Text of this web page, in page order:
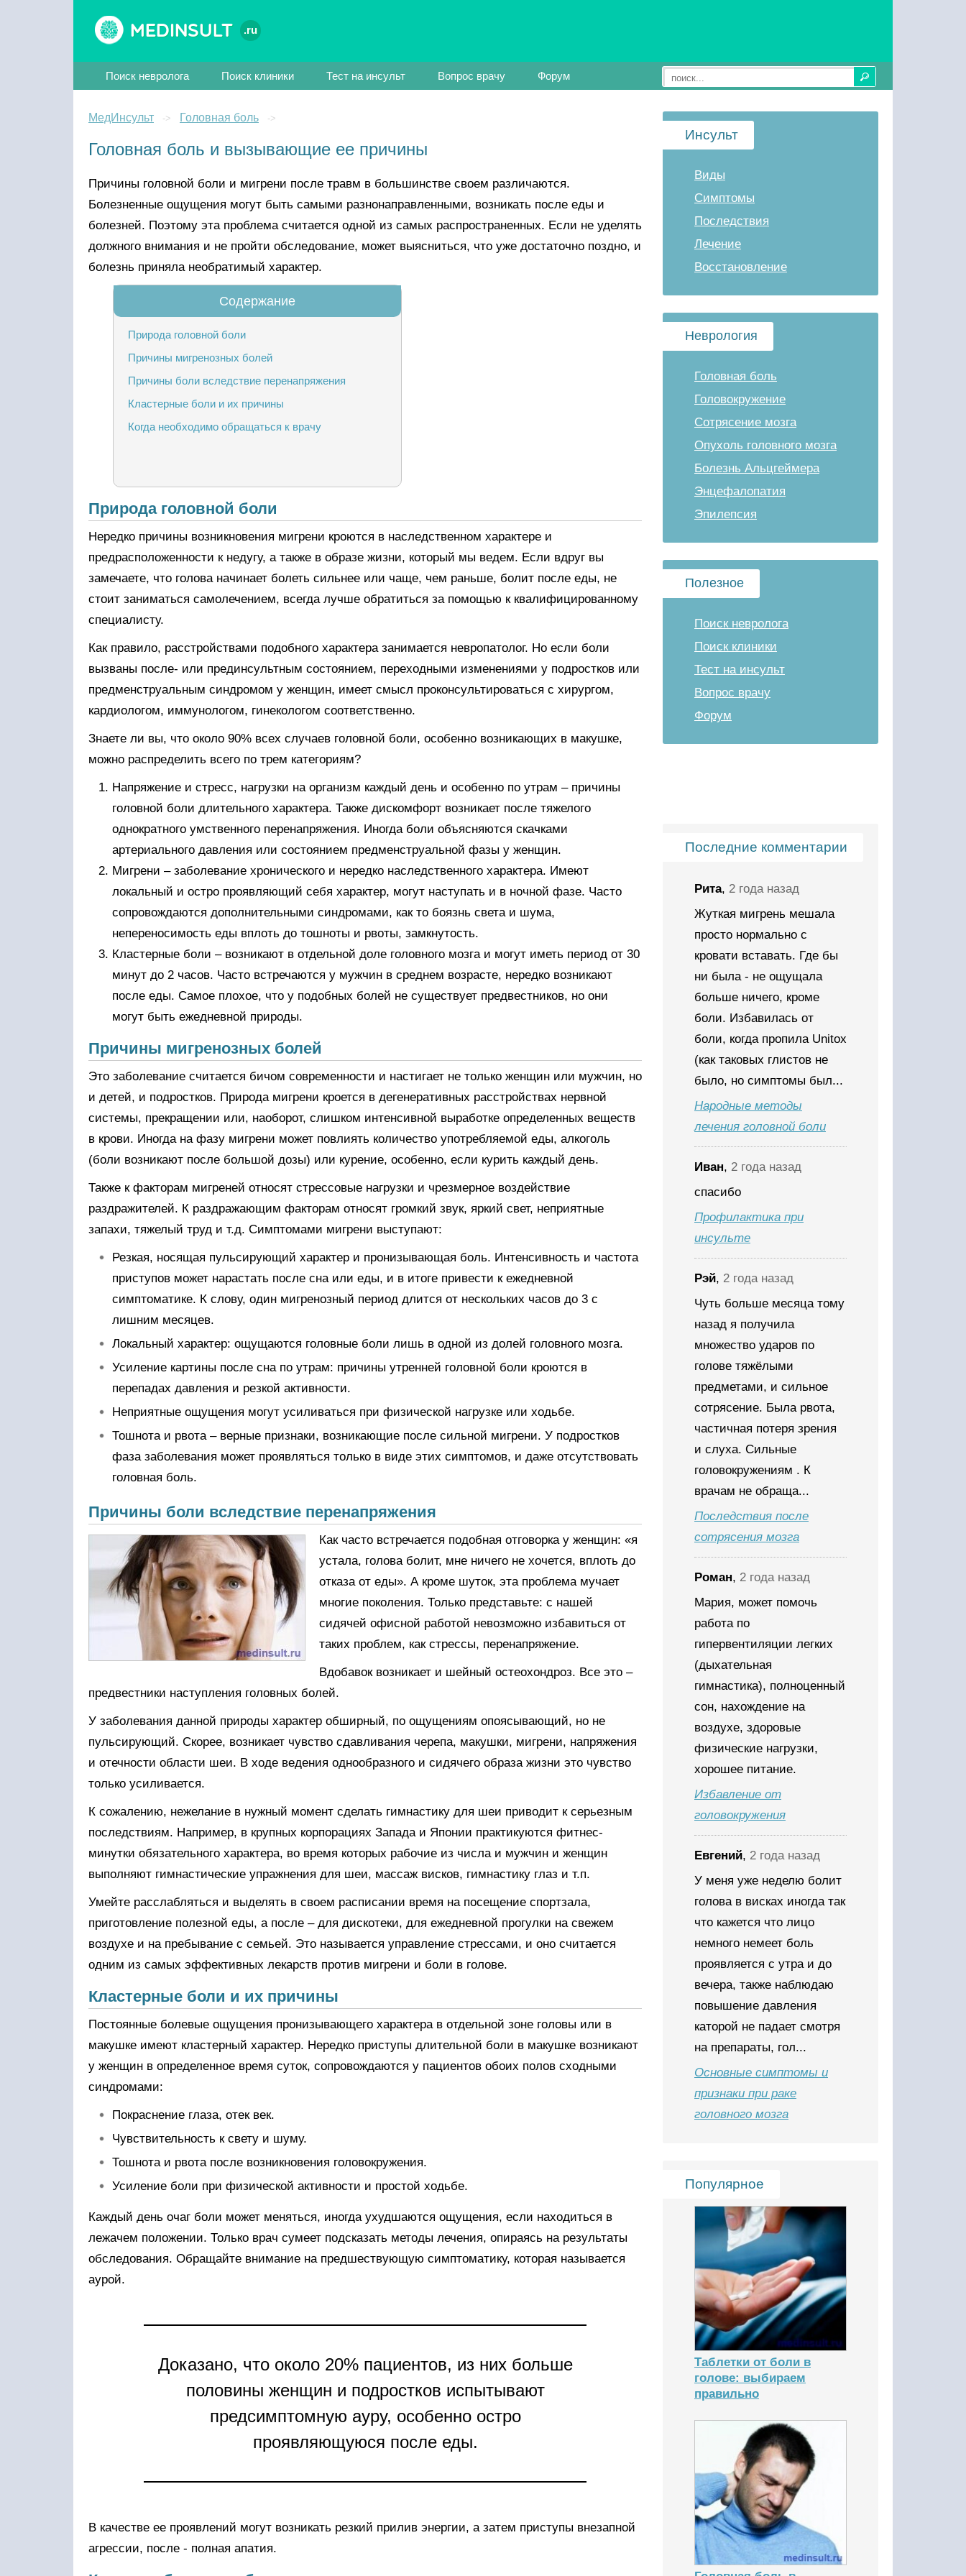
Medinsult .ru
Поиск невролога Поиск клиники Тест на инсульт Вопрос врачу Форум
МедИнсульт -> Головная боль ->
Головная боль и вызывающие ее причины
Причины головной боли и мигрени после травм в большинстве своем различаются.
Болезненные ощущения могут быть самыми разнонаправленными, возникать после еды и
болезней. Поэтому эта проблема считается одной из самых распространенных. Если не уделять
должного внимания и не пройти обследование, может выясниться, что уже достаточно поздно, и
болезнь приняла необратимый характер.
Природа головной боли
Причины мигренозных болей
Причины боли вследствие перенапряжения
Кластерные боли и их причины
Когда необходимо обращаться к врачу
Природа головной боли
Нередко причины возникновения мигрени кроются в наследственном характере и
предрасположенности к недугу, а также в образе жизни, который мы ведем. Если вдруг вы
замечаете, что голова начинает болеть сильнее или чаще, чем раньше, болит после еды, не
стоит заниматься самолечением, всегда лучше обратиться за помощью к квалифицированному
специалисту.
Как правило, расстройствами подобного характера занимается невропатолог. Но если боли
вызваны после- или прединсультным состоянием, переходными изменениями у подростков или
предменструальным синдромом у женщин, имеет смысл проконсультироваться с хирургом,
кардиологом, иммунологом, гинекологом соответственно.
Знаете ли вы, что около 90% всех случаев головной боли, особенно возникающих в макушке,
можно распределить всего по трем категориям?
Напряжение и стресс, нагрузки на организм каждый день и особенно по утрам – причины
головной боли длительного характера. Также дискомфорт возникает после тяжелого
однократного умственного перенапряжения. Иногда боли объясняются скачками
артериального давления или состоянием предменструальной фазы у женщин.
Мигрени – заболевание хронического и нередко наследственного характера. Имеют
локальный и остро проявляющий себя характер, могут наступать и в ночной фазе. Часто
сопровождаются дополнительными синдромами, как то боязнь света и шума,
непереносимость еды вплоть до тошноты и рвоты, замкнутость.
Кластерные боли – возникают в отдельной доле головного мозга и могут иметь период от 30
минут до 2 часов. Часто встречаются у мужчин в среднем возрасте, нередко возникают
после еды. Самое плохое, что у подобных болей не существует предвестников, но они
могут быть ежедневной природы.
Причины мигренозных болей
Это заболевание считается бичом современности и настигает не только женщин или мужчин, но
и детей, и подростков. Природа мигрени кроется в дегенеративных расстройствах нервной
системы, прекращении или, наоборот, слишком интенсивной выработке определенных веществ
в крови. Иногда на фазу мигрени может повлиять количество употребляемой еды, алкоголь
(боли возникают после большой дозы) или курение, особенно, если курить каждый день.
Также к факторам мигреней относят стрессовые нагрузки и чрезмерное воздействие
раздражителей. К раздражающим факторам относят громкий звук, яркий свет, неприятные
запахи, тяжелый труд и т.д. Симптомами мигрени выступают:
Резкая, носящая пульсирующий характер и пронизывающая боль. Интенсивность и частота
приступов может нарастать после сна или еды, и в итоге привести к ежедневной
симптоматике. К слову, один мигренозный период длится от нескольких часов до 3 с
лишним месяцев.
Локальный характер: ощущаются головные боли лишь в одной из долей головного мозга.
Усиление картины после сна по утрам: причины утренней головной боли кроются в
перепадах давления и резкой активности.
Неприятные ощущения могут усиливаться при физической нагрузке или ходьбе.
Тошнота и рвота – верные признаки, возникающие после сильной мигрени. У подростков
фаза заболевания может проявляться только в виде этих симптомов, и даже отсутствовать
головная боль.
Причины боли вследствие перенапряжения
Как часто встречается подобная отговорка у женщин: «я
устала, голова болит, мне ничего не хочется, вплоть до
отказа от еды». А кроме шуток, эта проблема мучает
многие поколения. Только представьте: с нашей
сидячей офисной работой невозможно избавиться от
таких проблем, как стрессы, перенапряжение.
Вдобавок возникает и шейный остеохондроз. Все это –
предвестники наступления головных болей.
У заболевания данной природы характер обширный, по ощущениям опоясывающий, но не
пульсирующий. Скорее, возникает чувство сдавливания черепа, макушки, мигрени, напряжения
и отечности области шеи. В ходе ведения однообразного и сидячего образа жизни это чувство
только усиливается.
К сожалению, нежелание в нужный момент сделать гимнастику для шеи приводит к серьезным
последствиям. Например, в крупных корпорациях Запада и Японии практикуются фитнес-
минутки обязательного характера, во время которых рабочие из числа и мужчин и женщин
выполняют гимнастические упражнения для шеи, массаж висков, гимнастику глаз и т.п.
Умейте расслабляться и выделять в своем расписании время на посещение спортзала,
приготовление полезной еды, а после – для дискотеки, для ежедневной прогулки на свежем
воздухе и на пребывание с семьей. Это называется управление стрессами, и оно считается
одним из самых эффективных лекарств против мигрени и боли в голове.
Кластерные боли и их причины
Постоянные болевые ощущения пронизывающего характера в отдельной зоне головы или в
макушке имеют кластерный характер. Нередко приступы длительной боли в макушке возникают
у женщин в определенное время суток, сопровождаются у пациентов обоих полов сходными
синдромами:
Покраснение глаза, отек век.
Чувствительность к свету и шуму.
Тошнота и рвота после возникновения головокружения.
Усиление боли при физической активности и простой ходьбе.
Каждый день очаг боли может меняться, иногда ухудшаются ощущения, если находиться в
лежачем положении. Только врач сумеет подсказать методы лечения, опираясь на результаты
обследования. Обращайте внимание на предшествующую симптоматику, которая называется
аурой.
Доказано, что около 20% пациентов, из них больше
половины женщин и подростков испытывают
предсимптомную ауру, особенно остро
проявляющуюся после еды.
В качестве ее проявлений могут возникать резкий прилив энергии, а затем приступы внезапной
агрессии, после - полная апатия.
Инсульт
Виды
Симптомы
Последствия
Лечение
Восстановление
Неврология
Головная боль
Головокружение
Сотрясение мозга
Опухоль головного мозга
Болезнь Альцгеймера
Энцефалопатия
Эпилепсия
Полезное
Поиск невролога
Поиск клиники
Тест на инсульт
Вопрос врачу
Форум
Последние комментарии
Рита, 2 года назад
Жуткая мигрень мешала
просто нормально с
кровати вставать. Где бы
ни была - не ощущала
больше ничего, кроме
боли. Избавилась от
боли, когда пропила Unitox
(как таковых глистов не
было, но симптомы был...
Народные методы
лечения головной боли
Иван, 2 года назад
спасибо
Профилактика при
инсульте
Рэй, 2 года назад
Чуть больше месяца тому
назад я получила
множество ударов по
голове тяжёлыми
предметами, и сильное
сотрясение. Была рвота,
частичная потеря зрения
и слуха. Сильные
головокружениям . К
врачам не обраща...
Последствия после
сотрясения мозга
Роман, 2 года назад
Мария, может помочь
работа по
гипервентиляции легких
(дыхательная
гимнастика), полноценный
сон, нахождение на
воздухе, здоровые
физические нагрузки,
хорошее питание.
Избавление от
головокружения
Евгений, 2 года назад
У меня уже неделю болит
голова в висках иногда так
что кажется что лицо
немного немеет боль
проявляется с утра и до
вечера, также наблюдаю
повышение давления
каторой не падает смотря
на препараты, гол...
Основные симптомы и
признаки при раке
головного мозга
Популярное
Таблетки от боли в
голове: выбираем
правильно